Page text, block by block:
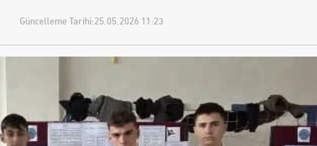
Güncelleme Tarihi:25.05.2026 11:23